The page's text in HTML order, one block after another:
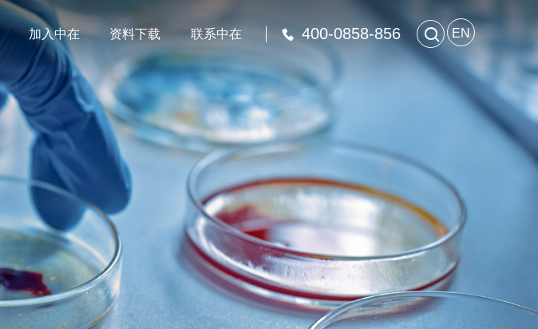
加入中在 资料下载 联系中在  EN
400-0858-856